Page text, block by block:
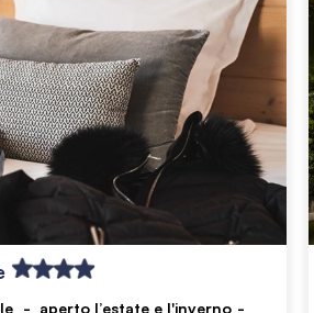
aperto l’estate e l'inverno